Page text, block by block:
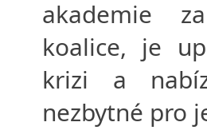
akademie
koalice, je
krizi a
nezbytné pro